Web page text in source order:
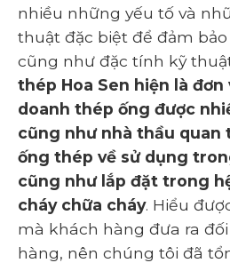
nhiều những yếu tố và
thuật đặc biệt để đảm
cũng như đặc tính kỹ
thép Hoa Sen hiện là
doanh thép ống được
cũng như nhà thầu quan
ống thép về sử dụng
cũng như lắp đặt trong
cháy chữa cháy. Hiểu
mà khách hàng đưa ra
hàng, nên chúng tôi đã